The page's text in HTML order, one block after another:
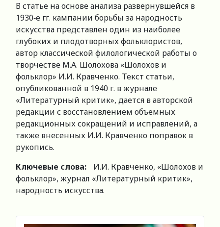
В статье на основе анализа развернувшейся в
1930‑е гг. кампании борьбы за народность
искусства представлен один из наиболее
глубоких и плодотворных фольклористов,
автор классической филологической работы о
творчестве М.А. Шолохова «Шолохов и
фольклор» И.И. Кравченко. Текст статьи,
опубликованной в 1940 г. в журнале
«Литературный критик», дается в авторской
редакции с восстановлением объемных
редакционных сокращений и исправлений, а
также внесенных И.И. Кравченко поправок в
рукопись.
Ключевые слова:
И.И. Кравченко, «Шолохов и
фольклор», журнал «Литературный критик»,
народность искусства.